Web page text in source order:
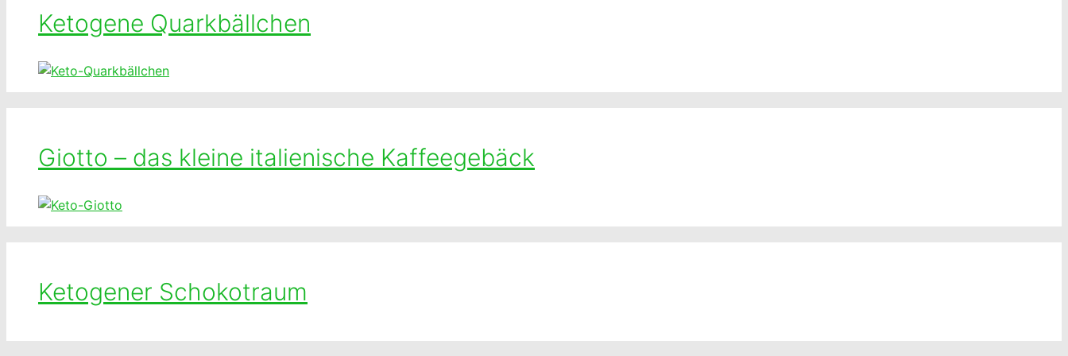
Ketogene Quarkbällchen
Giotto – das kleine italienische Kaffeegebäck
Ketogener Schokotraum